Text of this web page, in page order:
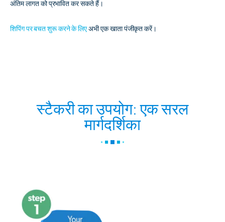
अंतिम लागत को प्रभावित कर सकते हैं।
शिपिंग पर बचत शुरू करने के लिएअभी एक खाता पंजीकृत करें।
स्टैकरी का उपयोग: एक सरल
मार्गदर्शिका